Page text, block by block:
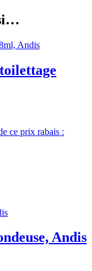
ce prix rabais :
Andis